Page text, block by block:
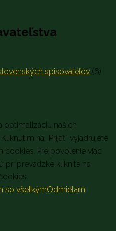
spisovateľov (6)
optimalizáciu našich
na „Prijať“ vyjadrujete
cookies. Pre povolenie viac
pri prevádzke kliknite na
so všetkýmOdmietam